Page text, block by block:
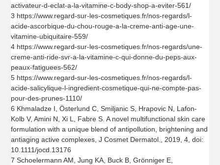
activateur-d-eclat-a-la-vitamine-c-body-shop-a-eviter-561/
3 https://www.regard-sur-les-cosmetiques.fr/nos-regards/l-
acide-ascorbique-du-chou-rouge-a-la-creme-anti-age-une-
vitamine-ubiquitaire-559/
4 https://www.regard-sur-les-cosmetiques.fr/nos-regards/une-
creme-anti-ride-svr-a-la-vitamine-c-qui-donne-du-peps-aux-
peaux-fatiguees-562/
5 https://www.regard-sur-les-cosmetiques.fr/nos-regards/l-
acide-salicylique-l-ingredient-cosmetique-qui-ne-compte-pas-
pour-des-prunes-1110/
6 Khmaladze I, Österlund C, Smiljanic S, Hrapovic N, Lafon-
Kolb V, Amini N, Xi L, Fabre S. A novel multifunctional skin care
formulation with a unique blend of antipollution, brightening and
antiaging active complexes, J Cosmet Dermatol., 2019, 4, doi:
10.1111/jocd.13176
7 Schoelermann AM, Jung KA, Buck B, Grönniger E,